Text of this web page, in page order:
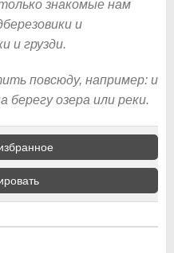
знакомые нам
и
и грузди.
повсюду, например: и
берегу озера или реки.